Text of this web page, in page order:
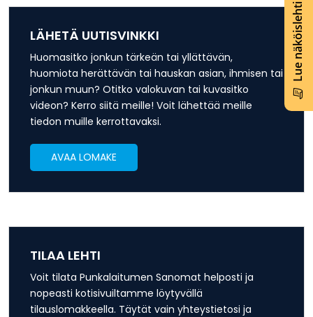
Lue näköislehti
LÄHETÄ UUTISVINKKI
Huomasitko jonkun tärkeän tai yllättävän,
huomiota herättävän tai hauskan asian, ihmisen tai
jonkun muun? Otitko valokuvan tai kuvasitko
videon? Kerro siitä meille! Voit lähettää meille
tiedon muille kerrottavaksi.
AVAA LOMAKE
TILAA LEHTI
Voit tilata Punkalaitumen Sanomat helposti ja
nopeasti kotisivuiltamme löytyvällä
tilauslomakkeella. Täytät vain yhteystietosi ja